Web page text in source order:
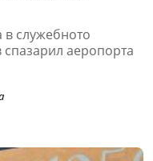
служебното
аеропорта